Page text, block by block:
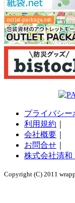
プライバシー
利用規約
会社概要
お問合せ
株式会社清和
Copyright (C) 2011